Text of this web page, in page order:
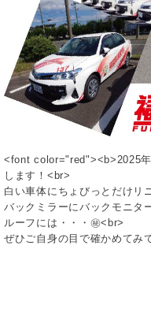
<font color="red"><b>2025
します！<br>
白い車体にちょびっとだけリ
バックミラーにバックモニタ
ルーフには・・・㊙<br>
ぜひご自身の目で確かめてみ